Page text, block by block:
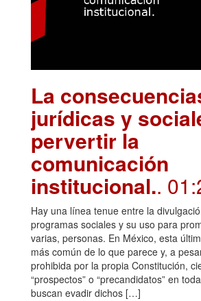
La
jurídicas y
pervertir la
comunicación
institucional..
Hay una línea tenue entre la
programas sociales y su uso para
varias, personas. En México, esta
más común de lo que parece y, a
prohibida por la propia Constitución,
“prospectos” o “precandidatos” en
buscan evadir dichos […]